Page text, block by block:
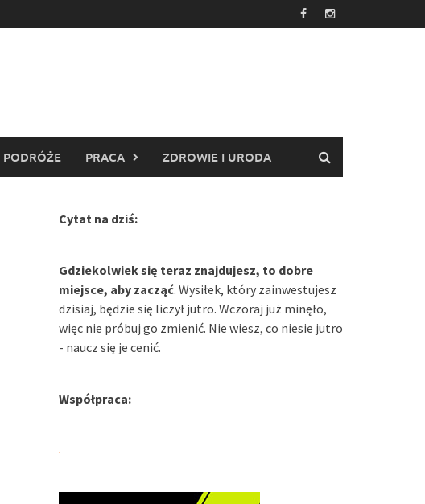
PODRÓŻE PRACA ZDROWIE I URODA
Cytat na dziś:
Gdziekolwiek się teraz znajdujesz, to dobre
miejsce, aby zacząć. Wysiłek, który zainwestujesz
dzisiaj, będzie się liczył jutro. Wczoraj już minęło,
więc nie próbuj go zmienić. Nie wiesz, co niesie jutro
- naucz się je cenić.
Współpraca: